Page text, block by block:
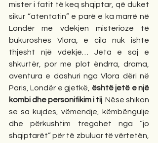
mister i fatit të keq shqiptar, që duket
sikur “atentatin” e parë e ka marrë në
Londër me vdekjen misterioze të
bukuroshes Vlora, e cila nuk ishte
thjesht një vdekje… Jeta e saj e
shkurtër, por me plot ëndrra, drama,
aventura e dashuri nga Vlora dëri në
Paris, Londër e gjetkë, është jetë e një
kombi dhe personifikim i tij . Nëse shikon
se sa kujdes, vëmendje, këmbëngulje
dhe përkushtim tregohet nga “jo
shqiptarët” për të zbuluar të vërtetën,